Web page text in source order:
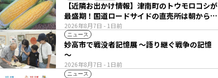
2026年8月7日 - 1日前
【近隣お出かけ情報】津南町のトウモロコシが
最盛期！国道ロードサイドの直売所は朝から長
い列
ニュース
2026年8月7日 - 1日前
妙高市で戦没者記憶展 ～語り継ぐ戦争の記憶
～
ニュース